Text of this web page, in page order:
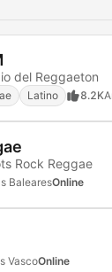
del Reggaeton
Latino 8.2K
Rock Reggae
BalearesOnline
VascoOnline